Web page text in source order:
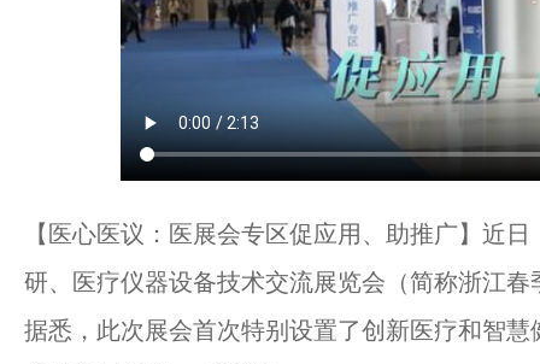
【医心医议：医展会专区促应用、助推广】近
研、医疗仪器设备技术交流展览会（简称浙江
据悉，此次展会首次特别设置了创新医疗和智